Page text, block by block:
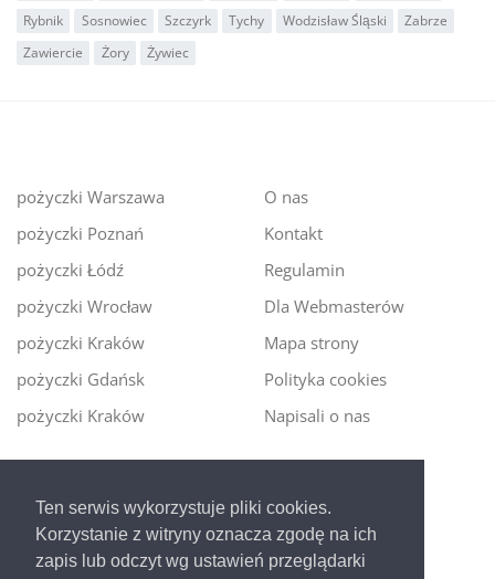
Ten serwis wykorzystuje pliki cookies.
Korzystanie z witryny oznacza zgodę na ich
zapis lub odczyt wg ustawień przeglądarki
Rybnik
Sosnowiec Szczyrk Tychy Wodzisław Śląski
Zabrze
Zawiercie
Żory Żywiec
pożyczki Warszawa
pożyczki Poznań
pożyczki Łódź
pożyczki Wrocław
pożyczki Kraków
pożyczki Gdańsk
pożyczki Kraków
O nas
Kontakt
Regulamin
Dla Webmasterów
Mapa strony
Polityka cookies
Napisali o nas
Ekspert kredytowy online - nowa era szybkiego i
bezpiecznego pożyczania!